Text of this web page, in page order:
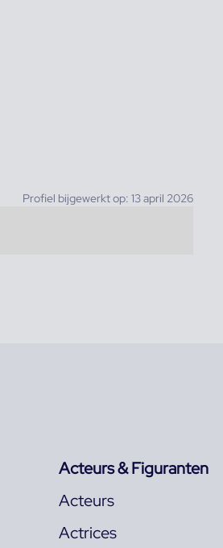
Profiel bijgewerkt op: 13 april 2026
Acteurs & Figuranten
Acteurs
Actrices